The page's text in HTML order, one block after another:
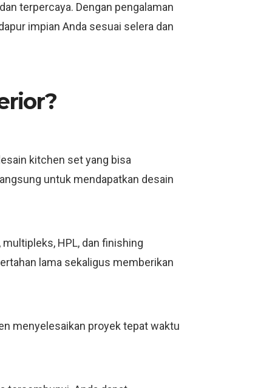
terpercaya. Dengan pengalaman
impian Anda sesuai selera dan
kitchen set yang bisa
untuk mendapatkan desain
HPL, dan finishing
lama sekaligus memberikan
menyelesaikan proyek tepat waktu